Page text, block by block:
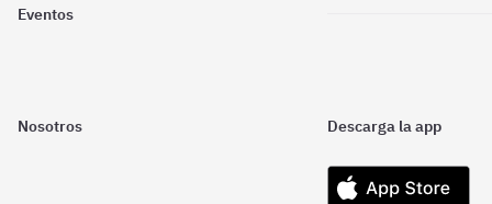
Eventos
Nosotros Descarga la app